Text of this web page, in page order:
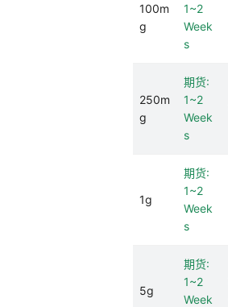
100m
g
1~2
Week
s
250m
g
期货:
1~2
Week
s
1g
期货:
1~2
Week
s
5g
期货:
1~2
Week